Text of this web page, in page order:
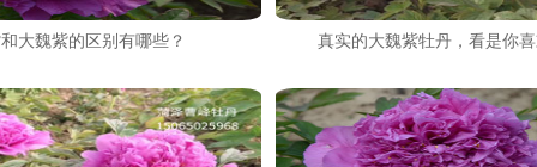
大魏紫的区别有哪些？ 真实的大魏紫牡丹，看是你